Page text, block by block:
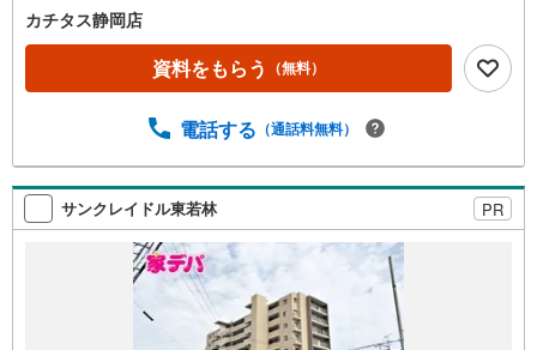
カチタス静岡店
資料をもらう （無料）
電話する （通話料無料）
サンクレイドル東若林 PR